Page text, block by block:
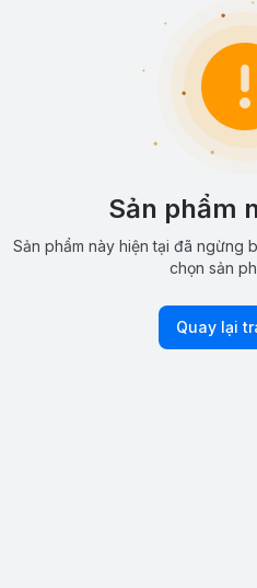
Sản phẩm
Sản phẩm này hiện tại đã ngừng
chọn sản
Quay lại